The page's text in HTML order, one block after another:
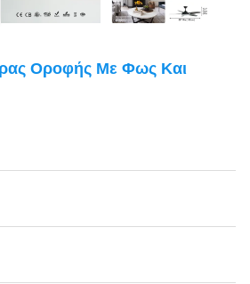
Οροφής Με Φως Και